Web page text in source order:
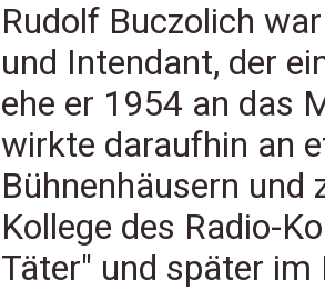
Rudolf Buczolich
und Intendant, der
ehe er 1954 an das
wirkte daraufhin an
Bühnenhäusern und
Kollege des Radio-
Täter" und später im